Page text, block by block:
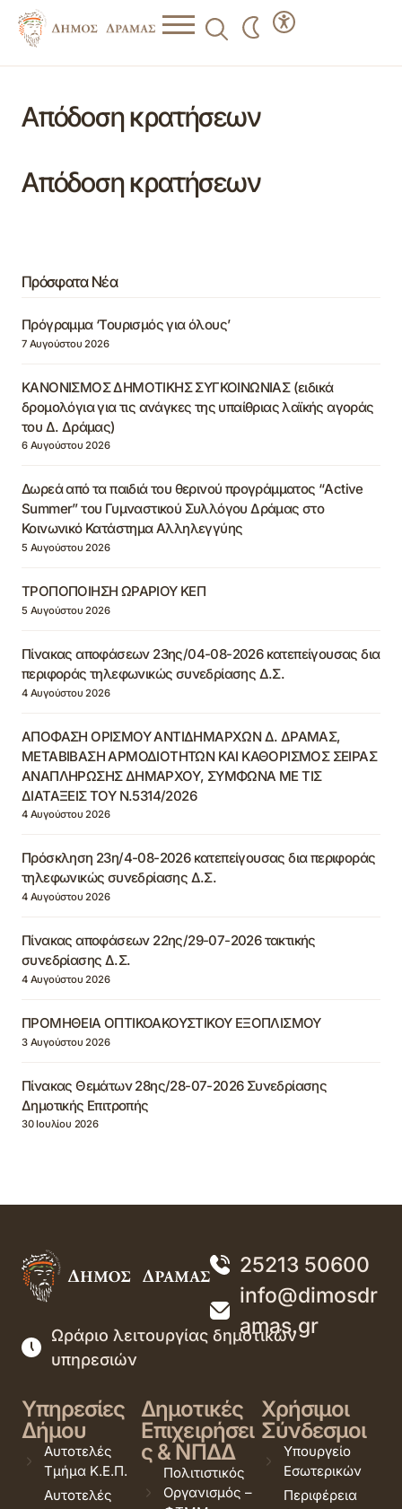
Απόδοση κρατήσεων
Απόδοση κρατήσεων
Πρόσφατα Νέα
Πρόγραμμα ‘Τουρισμός για όλους’
7 Αυγούστου 2026
ΚΑΝΟΝΙΣΜΟΣ ΔΗΜΟΤΙΚΗΣ ΣΥΓΚΟΙΝΩΝΙΑΣ (ειδικά
δρομολόγια για τις ανάγκες της υπαίθριας λαϊκής αγοράς
του Δ. Δράμας)
6 Αυγούστου 2026
Δωρεά από τα παιδιά του θερινού προγράμματος “Active
Summer” του Γυμναστικού Συλλόγου Δράμας στο
Κοινωνικό Κατάστημα Αλληλεγγύης
5 Αυγούστου 2026
ΤΡΟΠΟΠΟΙΗΣΗ ΩΡΑΡΙΟΥ ΚΕΠ
5 Αυγούστου 2026
Πίνακας αποφάσεων 23ης/04-08-2026 κατεπείγουσας δια
περιφοράς τηλεφωνικώς συνεδρίασης Δ.Σ.
4 Αυγούστου 2026
ΑΠΟΦΑΣΗ ΟΡΙΣΜΟΥ ΑΝΤΙΔΗΜΑΡΧΩΝ Δ. ΔΡΑΜΑΣ,
ΜΕΤΑΒΙΒΑΣΗ ΑΡΜΟΔΙΟΤΗΤΩΝ ΚΑΙ ΚΑΘΟΡΙΣΜΟΣ ΣΕΙΡΑΣ
ΑΝΑΠΛΗΡΩΣΗΣ ΔΗΜΑΡΧΟΥ, ΣΥΜΦΩΝΑ ΜΕ ΤΙΣ
ΔΙΑΤΑΞΕΙΣ ΤΟΥ Ν.5314/2026
4 Αυγούστου 2026
Πρόσκληση 23η/4-08-2026 κατεπείγουσας δια περιφοράς
τηλεφωνικώς συνεδρίασης Δ.Σ.
4 Αυγούστου 2026
Πίνακας αποφάσεων 22ης/29-07-2026 τακτικής
συνεδρίασης Δ.Σ.
4 Αυγούστου 2026
ΠΡΟΜΗΘΕΙΑ ΟΠΤΙΚΟΑΚΟΥΣΤΙΚΟΥ ΕΞΟΠΛΙΣΜΟΥ
3 Αυγούστου 2026
Πίνακας Θεμάτων 28ης/28-07-2026 Συνεδρίασης
Δημοτικής Επιτροπής
30 Ιουλίου 2026
25213 50600
info@dimosdr
amas.gr
Ωράριο λειτουργίας δημοτικών
υπηρεσιών
Υπηρεσίες
Δήμου
Αυτοτελές
Τμήμα Κ.Ε.Π.
Αυτοτελές
Δημοτικές
Επιχειρήσει
ς & ΝΠΔΔ
Πολιτιστικός
Οργανισμός –
Χρήσιμοι
Σύνδεσμοι
Υπουργείο
Εσωτερικών
Περιφέρεια